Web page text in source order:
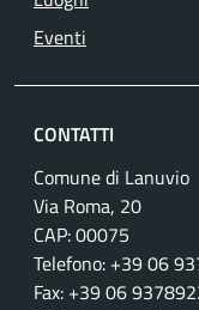
Eventi
CONTATTI
Comune di Lanuvio
Via Roma, 20
CAP: 00075
Telefono: +39 06
Fax: +39 06